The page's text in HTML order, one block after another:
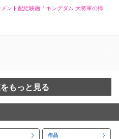
ント配給映画「キングダム 大将軍の帰
もっと見る
作品